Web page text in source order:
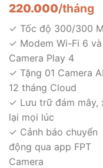
220.000/tháng
✓ Tốc độ 300/300
✓ Modem Wi-Fi 6 và
Camera Play 4
✓ Tặng 01 Camera
12 tháng Cloud
✓ Lưu trữ đám mây,
lại mọi lúc
✓ Cảnh báo chuyển
động qua app FPT
Camera